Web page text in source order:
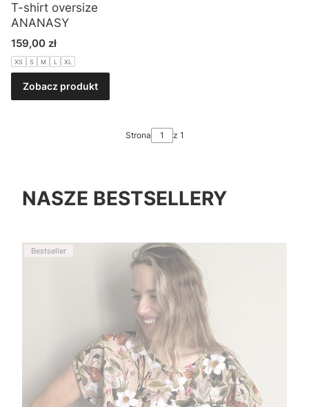
T-shirt oversize
ANANASY
Cena
159,00 zł
XS S M L XL
Zobacz produkt
Strona z 1
NASZE BESTSELLERY
Bestseller